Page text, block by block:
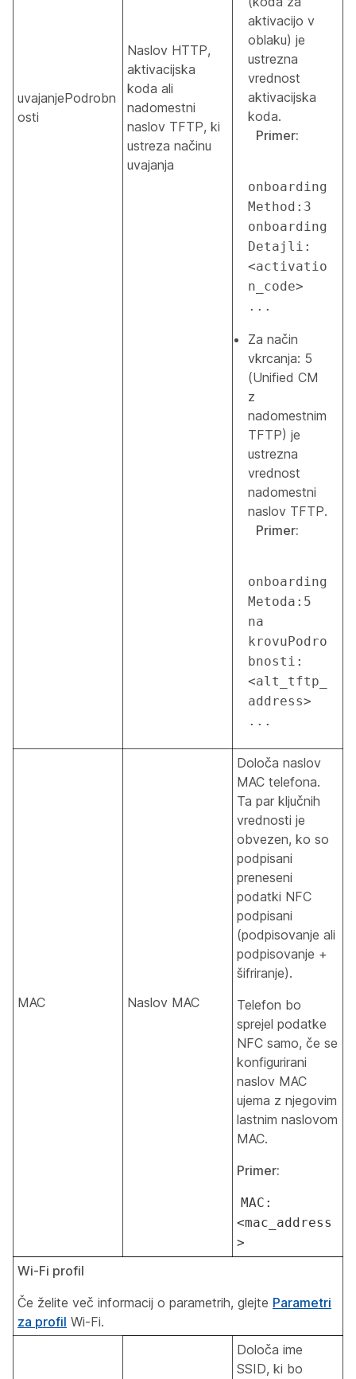
uvajanjePodrobn
osti
Naslov HTTP,
aktivacijska
koda ali
nadomestni
naslov TFTP, ki
ustreza načinu
uvajanja
aktivacijo v
oblaku) je
ustrezna
vrednost
aktivacijska
koda.
Primer:
onboarding
Method:3
onboarding
Detajli:
<activatio
n_code>
...
Za način
vkrcanja: 5
(Unified CM
z
nadomestnim
TFTP) je
ustrezna
vrednost
nadomestni
naslov TFTP.
Primer:
onboarding
Metoda:5
na
krovuPodro
bnosti:
<alt_tftp_
address>
...
MAC Naslov MAC
Določa naslov
MAC telefona.
Ta par ključnih
vrednosti je
obvezen, ko so
podpisani
preneseni
podatki NFC
podpisani
(podpisovanje ali
podpisovanje +
šifriranje).
Telefon bo
sprejel podatke
NFC samo, če se
konfigurirani
naslov MAC
ujema z njegovim
lastnim naslovom
MAC.
Primer:
MAC:
<mac_address
>
Wi-Fi profil
Če želite več informacij o parametrih, glejte Parametri
za profil Wi-Fi.
Določa ime
SSID, ki bo